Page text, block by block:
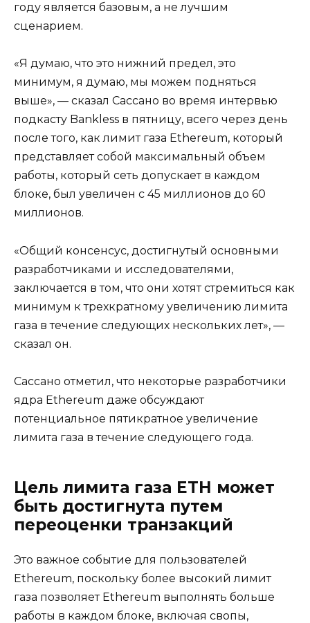
году является базовым, а не лучшим
сценарием.
«Я думаю, что это нижний предел, это
минимум, я думаю, мы можем подняться
выше», — сказал Сассано во время интервью
подкасту Bankless в пятницу, всего через день
после того, как лимит газа Ethereum, который
представляет собой максимальный объем
работы, который сеть допускает в каждом
блоке, был увеличен с 45 миллионов до 60
миллионов.
«Общий консенсус, достигнутый основными
разработчиками и исследователями,
заключается в том, что они хотят стремиться как
минимум к трехкратному увеличению лимита
газа в течение следующих нескольких лет», —
сказал он.
Сассано отметил, что некоторые разработчики
ядра Ethereum даже обсуждают
потенциальное пятикратное увеличение
лимита газа в течение следующего года.
Цель лимита газа ETH может
быть достигнута путем
переоценки транзакций
Это важное событие для пользователей
Ethereum, поскольку более высокий лимит
газа позволяет Ethereum выполнять больше
работы в каждом блоке, включая свопы,